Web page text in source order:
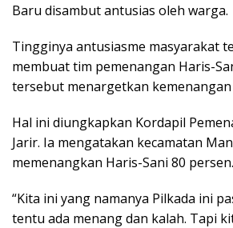
Baru disambut antusias oleh warga.
Tingginya antusiasme masyarakat
membuat tim pemenangan Haris-
tersebut menargetkan kemenangan
Hal ini diungkapkan Kordapil
Jarir. Ia mengatakan kecamatan
memenangkan Haris-Sani 80 persen.
“Kita ini yang namanya Pilkada ini
tentu ada menang dan kalah. Tapi